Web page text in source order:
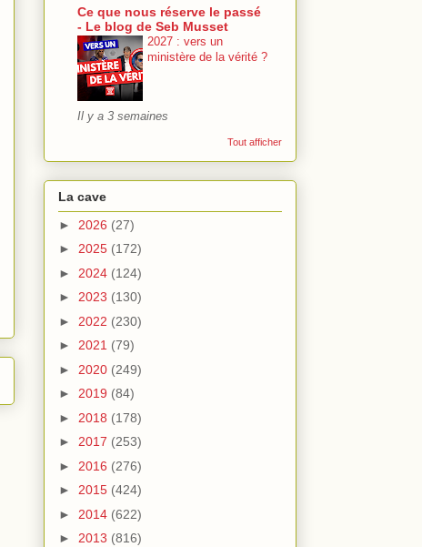
Ce que nous réserve le passé
- Le blog de Seb Musset
2027 : vers un
ministère de la vérité ?
Il y a 3 semaines
Tout afficher
La cave
► 2026 (27)
► 2025 (172)
► 2024 (124)
► 2023 (130)
► 2022 (230)
► 2021 (79)
► 2020 (249)
► 2019 (84)
► 2018 (178)
► 2017 (253)
► 2016 (276)
► 2015 (424)
► 2014 (622)
► 2013 (816)